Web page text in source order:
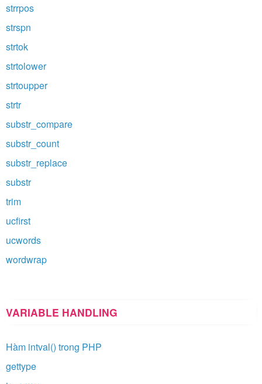
strrpos
strspn
strtok
strtolower
strtoupper
strtr
substr_compare
substr_count
substr_replace
substr
trim
ucfirst
ucwords
wordwrap
VARIABLE HANDLING
Hàm intval() trong PHP
gettype